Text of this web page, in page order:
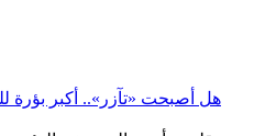
هل أصبحت «تآزر».. أكبر بؤرة